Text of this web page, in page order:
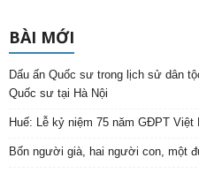
BÀI MỚI
Dấu ấn Quốc sư trong lịch sử dân
Quốc sư tại Hà Nội
Huế: Lễ kỷ niệm 75 năm GĐPT Việt
Bốn người già, hai người con, một